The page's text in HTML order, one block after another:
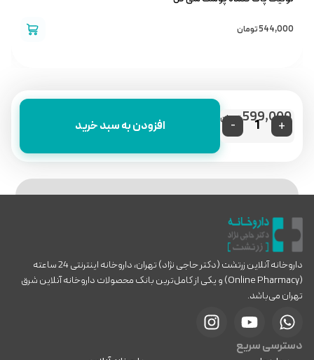
544,000تومان
- + افزودن به سبد خرید 599,000تومان
داروخانه آنلاین زرتشت (دکتر حاجی نژاد) تهران، داروخانه اینترنتی 24 ساعته
(Online Pharmacy) و یکی از کامل‌ترین بانک محصولات داروخانه آنلاین شرق
تهران می‌باشد.
دسترسی سریع